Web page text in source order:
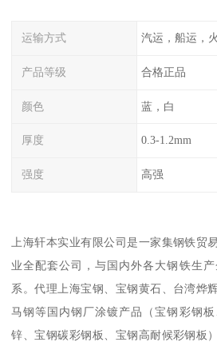
运输方式 汽运，船运，
产品等级 合格正品
颜色 蓝，白
厚度 0.3-1.2mm
强度 高强
上海轩本实业有限公司是一家集钢铁贸
业全配套公司，与国内外各大钢铁生
系。代理上海宝钢、宝钢黄石、台湾烨
马钢等国内钢厂涂镀产品（宝钢彩钢
锌、宝钢碳彩钢板、宝钢高耐候彩钢板